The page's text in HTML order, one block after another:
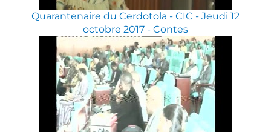
Quarantenaire du Cerdotola - CIC - Jeudi 12
octobre 2017 - Contes